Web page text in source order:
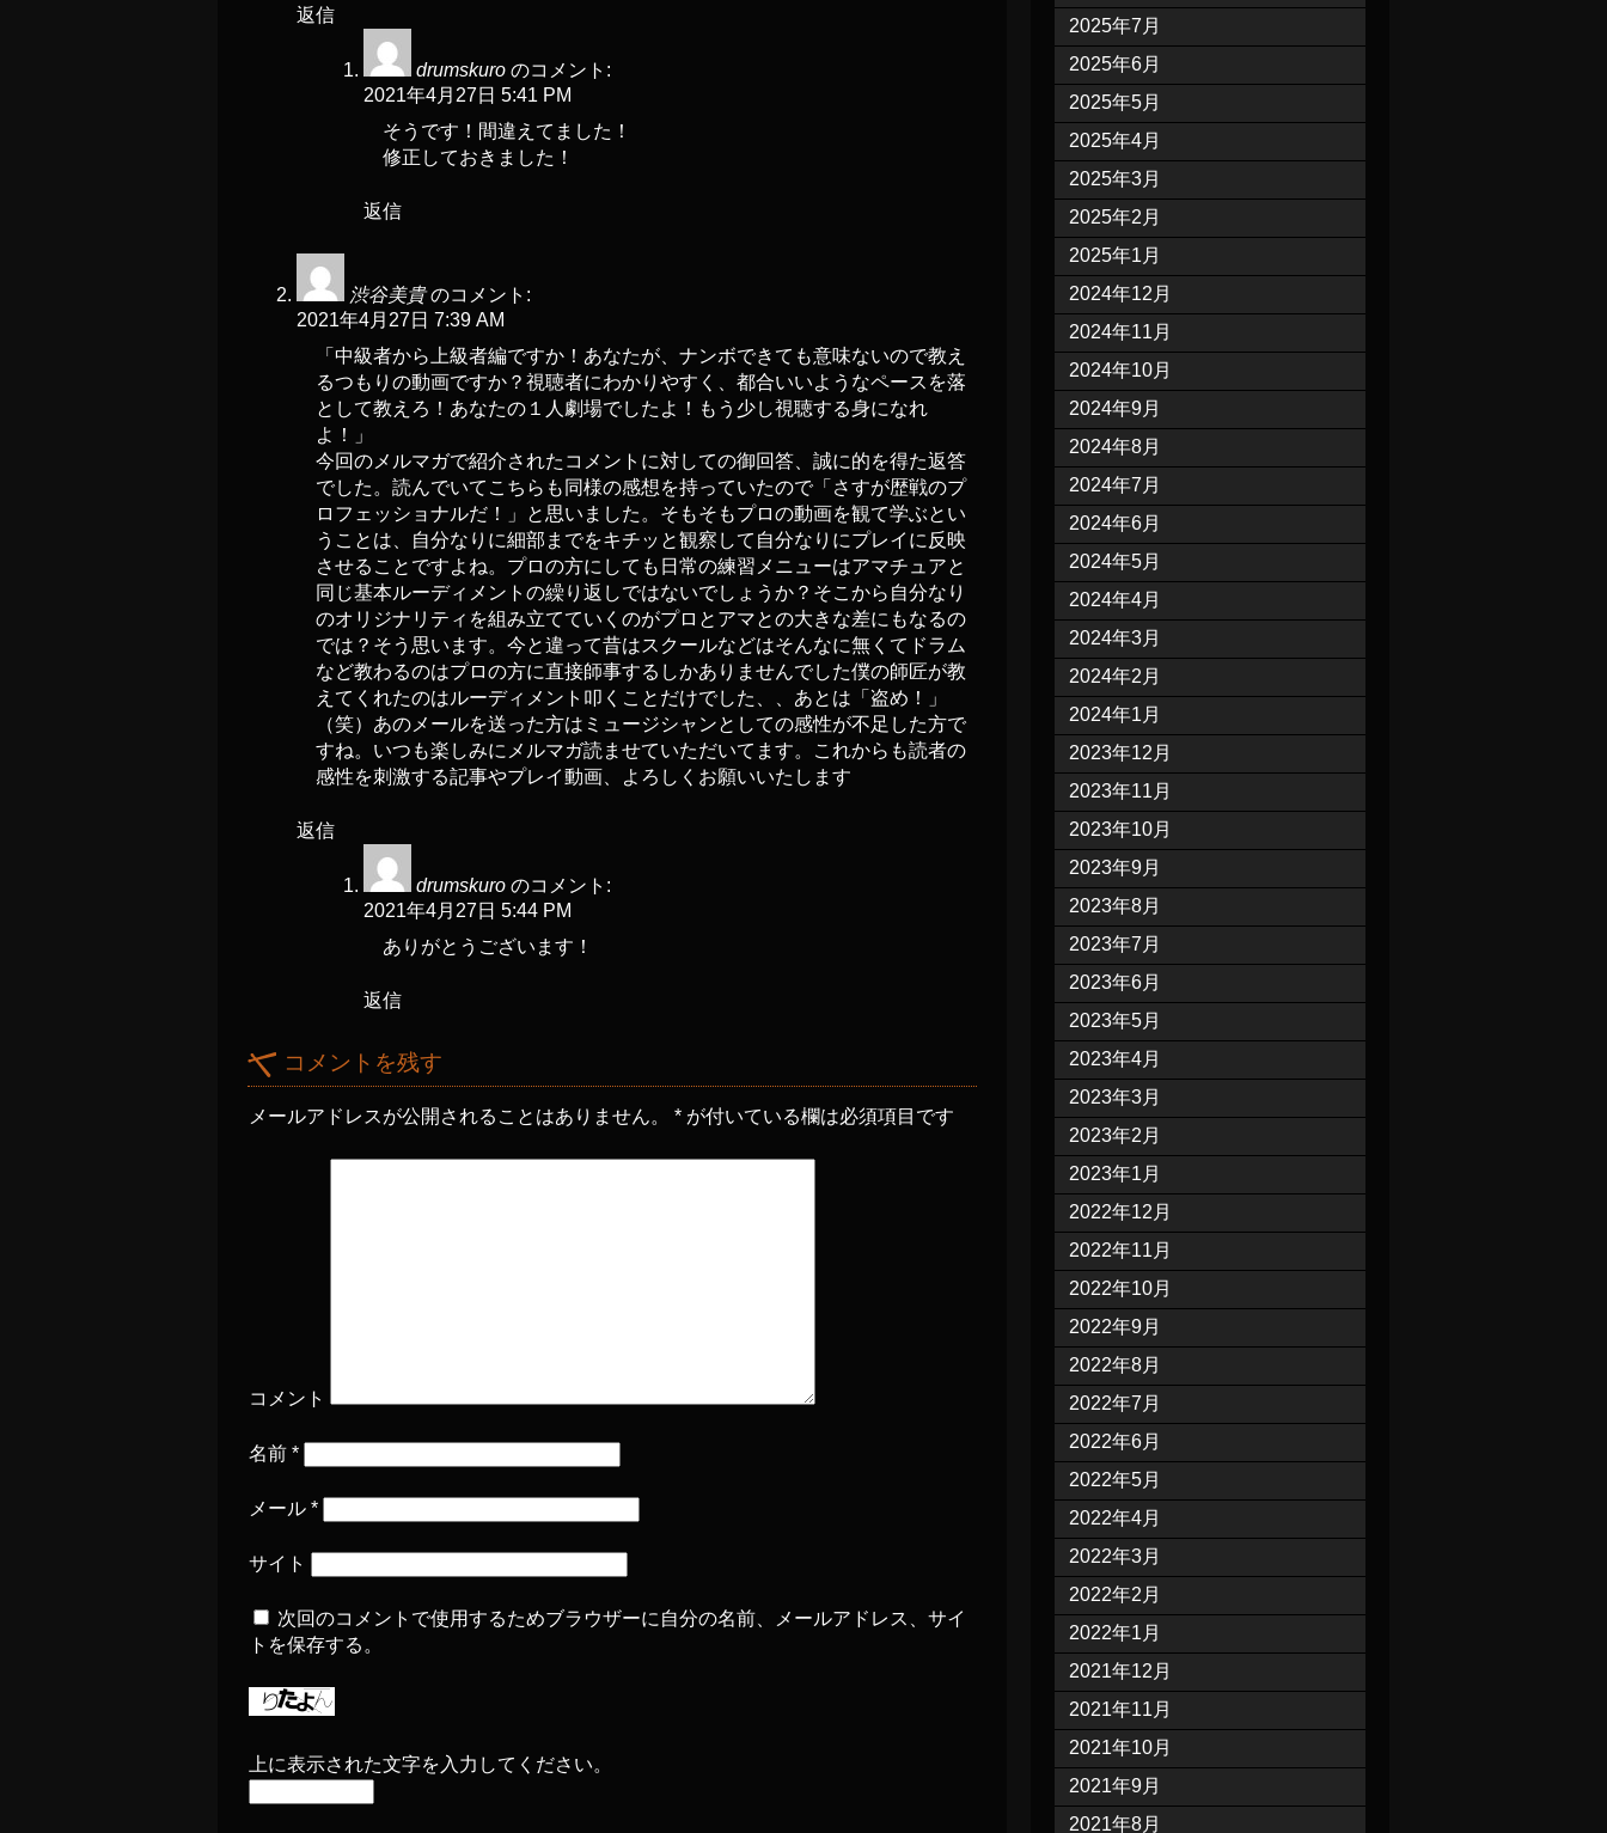
返信
drumskuro のコメント:
2021年4月27日 5:41 PM
そうです！間違えてました！
修正しておきました！
返信
渋谷美貴 のコメント:
2021年4月27日 7:39 AM
「中級者から上級者編ですか！あなたが、ナンボできても意味ないので教え
るつもりの動画ですか？視聴者にわかりやすく、都合いいようなペースを落
として教えろ！あなたの１人劇場でしたよ！もう少し視聴する身になれ
よ！」
今回のメルマガで紹介されたコメントに対しての御回答、誠に的を得た返答
でした。読んでいてこちらも同様の感想を持っていたので「さすが歴戦のプ
ロフェッショナルだ！」と思いました。そもそもプロの動画を観て学ぶとい
うことは、自分なりに細部までをキチッと観察して自分なりにプレイに反映
させることですよね。プロの方にしても日常の練習メニューはアマチュアと
同じ基本ルーディメントの繰り返しではないでしょうか？そこから自分なり
のオリジナリティを組み立てていくのがプロとアマとの大きな差にもなるの
では？そう思います。今と違って昔はスクールなどはそんなに無くてドラム
など教わるのはプロの方に直接師事するしかありませんでした僕の師匠が教
えてくれたのはルーディメント叩くことだけでした、、あとは「盗め！」
（笑）あのメールを送った方はミュージシャンとしての感性が不足した方で
すね。いつも楽しみにメルマガ読ませていただいてます。これからも読者の
感性を刺激する記事やプレイ動画、よろしくお願いいたします
返信
drumskuro のコメント:
2021年4月27日 5:44 PM
ありがとうございます！
返信
コメントを残す
メールアドレスが公開されることはありません。 * が付いている欄は必須項目です
コメント
名前 *
メール *
サイト
次回のコメントで使用するためブラウザーに自分の名前、メールアドレス、サイ
トを保存する。
上に表示された文字を入力してください。
2025年7月
2025年6月
2025年5月
2025年4月
2025年3月
2025年2月
2025年1月
2024年12月
2024年11月
2024年10月
2024年9月
2024年8月
2024年7月
2024年6月
2024年5月
2024年4月
2024年3月
2024年2月
2024年1月
2023年12月
2023年11月
2023年10月
2023年9月
2023年8月
2023年7月
2023年6月
2023年5月
2023年4月
2023年3月
2023年2月
2023年1月
2022年12月
2022年11月
2022年10月
2022年9月
2022年8月
2022年7月
2022年6月
2022年5月
2022年4月
2022年3月
2022年2月
2022年1月
2021年12月
2021年11月
2021年10月
2021年9月
2021年8月